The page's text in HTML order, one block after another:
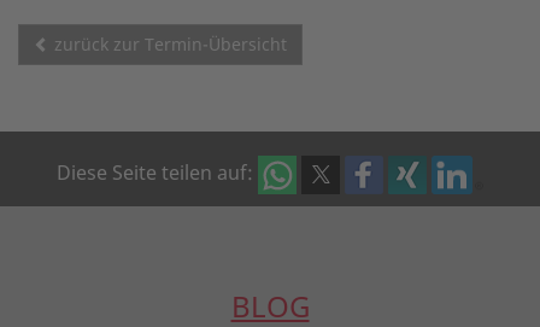
zurück zur Termin-Übersicht
Diese Seite teilen auf:
BLOG